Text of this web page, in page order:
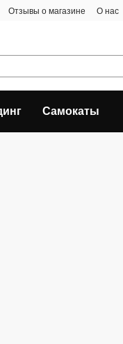
Отзывы о магазине О нас
Самокаты